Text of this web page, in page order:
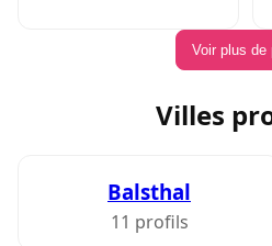
Voir plus de
Villes
Balsthal
11 profils